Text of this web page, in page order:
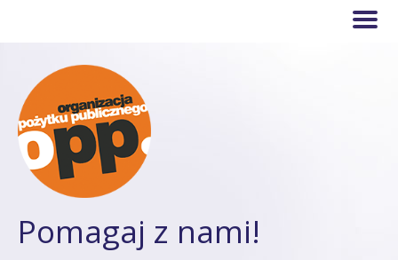
Pomagaj z nami!